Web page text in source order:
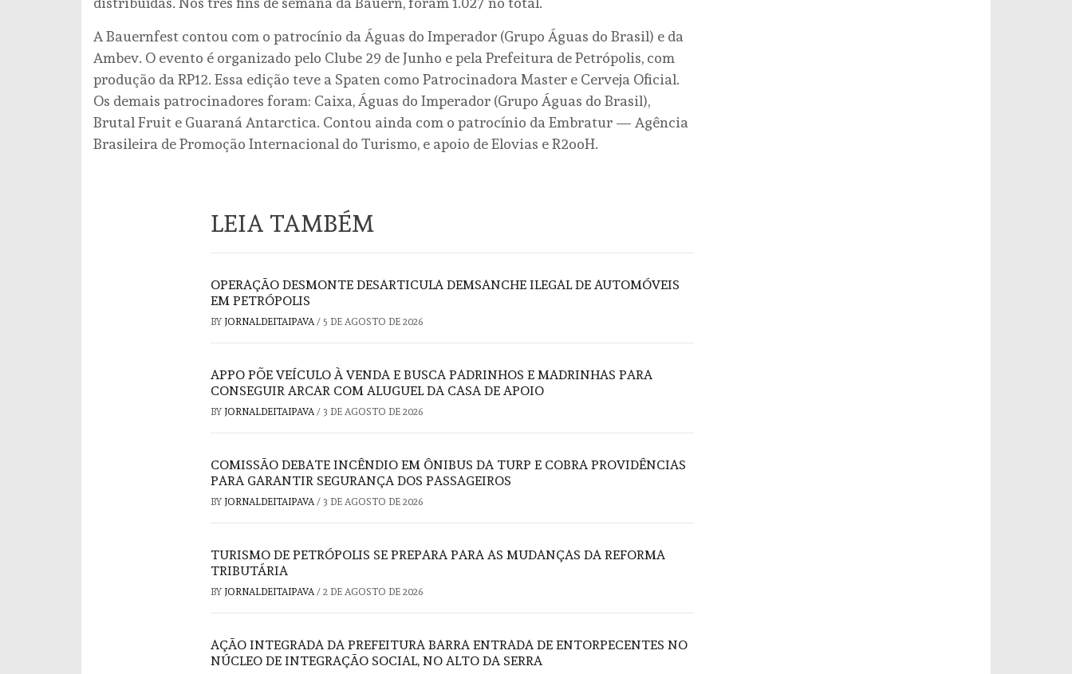
A Bauernfest contou com o patrocínio da Águas do Imperador (Grupo Águas do Brasil) e da
Ambev. O evento é organizado pelo Clube 29 de Junho e pela Prefeitura de Petrópolis, com
produção da RP12. Essa edição teve a Spaten como Patrocinadora Master e Cerveja Oficial.
Os demais patrocinadores foram: Caixa, Águas do Imperador (Grupo Águas do Brasil),
Brutal Fruit e Guaraná Antarctica. Contou ainda com o patrocínio da Embratur — Agência
Brasileira de Promoção Internacional do Turismo, e apoio de Elovias e R2ooH.
LEIA TAMBÉM
OPERAÇÃO DESMONTE DESARTICULA DEMSANCHE ILEGAL DE AUTOMÓVEIS
EM PETRÓPOLIS
BY JORNALDEITAIPAVA / 5 DE AGOSTO DE 2026
APPO PÕE VEÍCULO À VENDA E BUSCA PADRINHOS E MADRINHAS PARA
CONSEGUIR ARCAR COM ALUGUEL DA CASA DE APOIO
BY JORNALDEITAIPAVA / 3 DE AGOSTO DE 2026
COMISSÃO DEBATE INCÊNDIO EM ÔNIBUS DA TURP E COBRA PROVIDÊNCIAS
PARA GARANTIR SEGURANÇA DOS PASSAGEIROS
BY JORNALDEITAIPAVA / 3 DE AGOSTO DE 2026
TURISMO DE PETRÓPOLIS SE PREPARA PARA AS MUDANÇAS DA REFORMA
TRIBUTÁRIA
BY JORNALDEITAIPAVA / 2 DE AGOSTO DE 2026
AÇÃO INTEGRADA DA PREFEITURA BARRA ENTRADA DE ENTORPECENTES NO
NÚCLEO DE INTEGRAÇÃO SOCIAL, NO ALTO DA SERRA